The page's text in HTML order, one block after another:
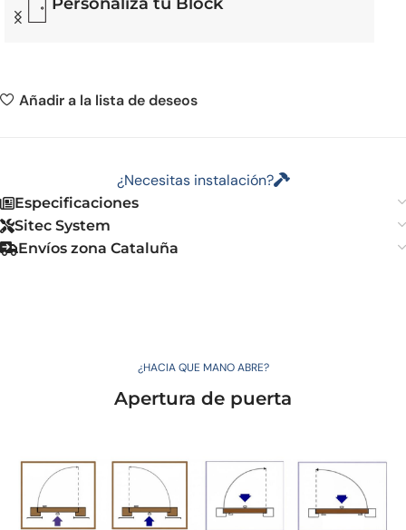
Añadir a la lista de deseos
¿Necesitas instalación?
Especificaciones
Sitec System
Envíos zona Cataluña
¿HACIA QUE MANO ABRE?
Apertura de puerta